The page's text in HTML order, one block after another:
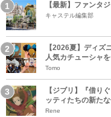
【最新】ファンタ
キャステル編集部
【2026夏】ディズ
人気カチューシャ
Tomo
【ジブリ】『借り
ッティたちの新た
Rene